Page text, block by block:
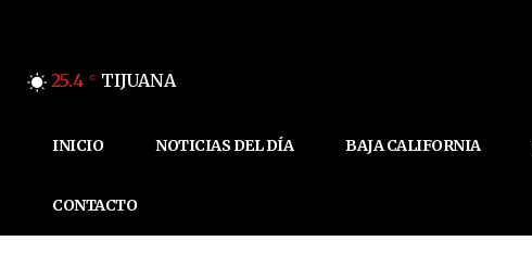
25.4 C TIJUANA
INICIO NOTICIAS DEL DÍA BAJA CALIFORNIA
CONTACTO